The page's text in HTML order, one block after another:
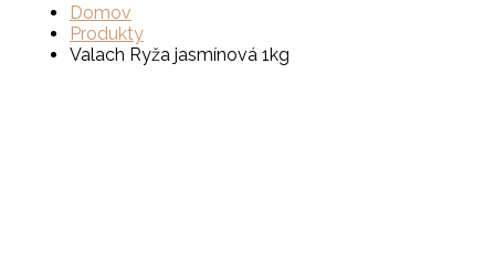
Domov
Produkty
Valach Ryža jasmínová 1kg